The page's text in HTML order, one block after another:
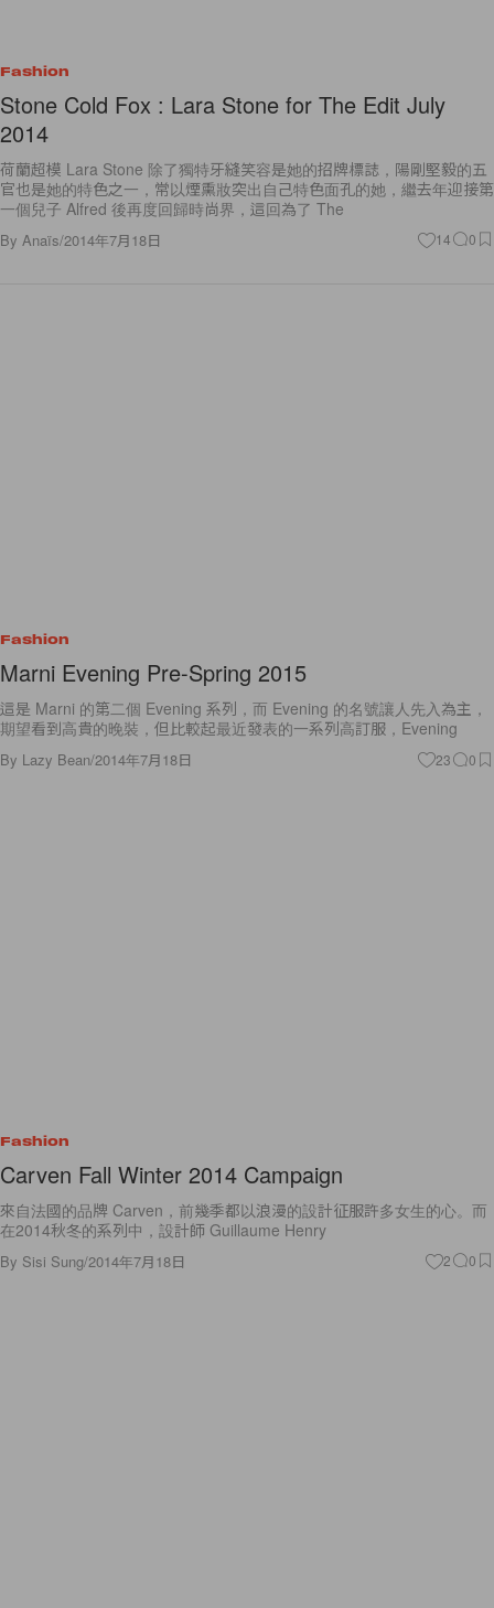
Fashion
Stone Cold Fox : Lara Stone for The Edit July
2014
荷蘭超模 Lara Stone 除了獨特牙縫笑容是她的招牌標誌，陽剛堅毅的五
官也是她的特色之一，常以煙熏妝突出自己特色面孔的她，繼去年迎接第
一個兒子 Alfred 後再度回歸時尚界，這回為了 The
By Anaïs/2014年7月18日 14 0
Fashion
Marni Evening Pre-Spring 2015
這是 Marni 的第二個 Evening 系列，而 Evening 的名號讓人先入為主，
期望看到高貴的晚裝，但比較起最近發表的一系列高訂服，Evening
By Lazy Bean/2014年7月18日 23 0
Fashion
Carven Fall Winter 2014 Campaign
來自法國的品牌 Carven，前幾季都以浪漫的設計征服許多女生的心。而
在2014秋冬的系列中，設計師 Guillaume Henry
By Sisi Sung/2014年7月18日 2 0